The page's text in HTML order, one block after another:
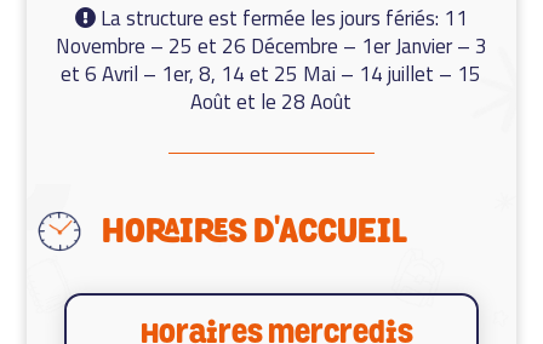
La structure est fermée les jours fériés: 11
Novembre – 25 et 26 Décembre – 1er Janvier – 3
et 6 Avril – 1er, 8, 14 et 25 Mai – 14 juillet – 15
Août et le 28 Août
HORAIRES D'ACCUEIL
Horaires mercredis